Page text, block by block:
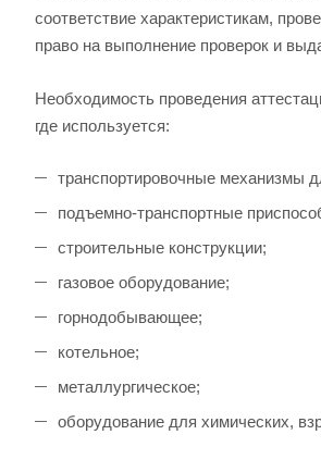
соответствие характеристикам,
право на выполнение проверок и
Необходимость проведения
где используется:
транспортировочные механизмы
подъемно-транспортные
строительные конструкции;
газовое оборудование;
горнодобывающее;
котельное;
металлургическое;
оборудование для химических,